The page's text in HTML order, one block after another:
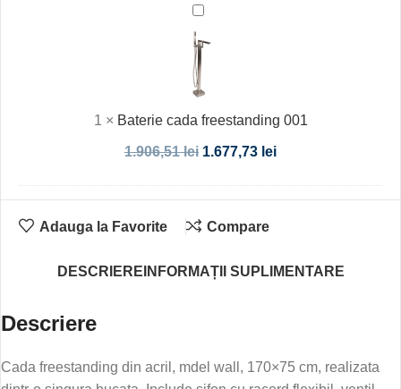
Baterie
cada
freestanding
001
1 × Baterie cada freestanding 001
1.906,51lei 1.677,73 lei
Adauga la Favorite Compare
DESCRIERE INFORMAȚII SUPLIMENTARE
Descriere
Cada freestanding din acril, mdel wall, 170×75 cm, realizata